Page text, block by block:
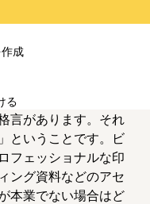
成
る
言があります。それ
ということです。ビ
フェッショナルな印
ング資料などのアセ
本業でない場合はど